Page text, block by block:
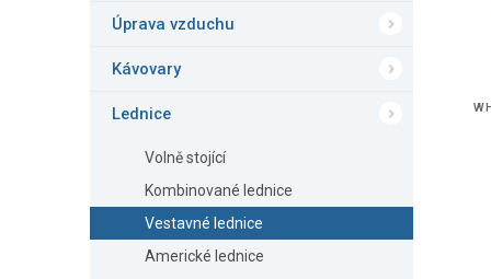
Úprava vzduchu
Kávovary
Lednice
Volně stojící
Kombinované lednice
Vestavné lednice
Americké lednice